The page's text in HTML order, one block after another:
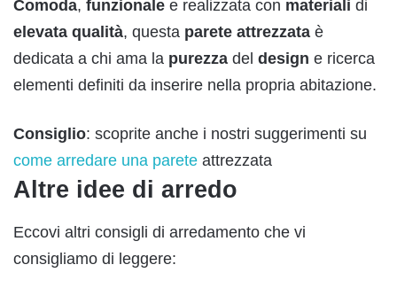
Comoda, funzionale e realizzata con materiali di
elevata qualità, questa parete attrezzata è
dedicata a chi ama la purezza del design e ricerca
elementi definiti da inserire nella propria abitazione.
Consiglio: scoprite anche i nostri suggerimenti su
come arredare una parete attrezzata
Altre idee di arredo
Eccovi altri consigli di arredamento che vi
consigliamo di leggere: